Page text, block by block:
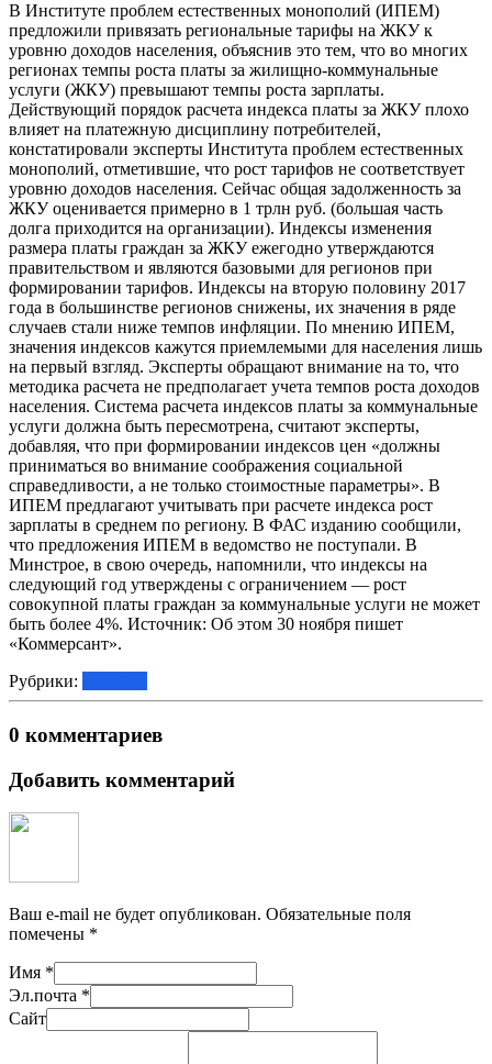
В Институте проблем естественных монополий (ИПЕМ)
предложили привязать региональные тарифы на ЖКУ к
уровню доходов населения, объяснив это тем, что во многих
регионах темпы роста платы за жилищно-коммунальные
услуги (ЖКУ) превышают темпы роста зарплаты.
Действующий порядок расчета индекса платы за ЖКУ плохо
влияет на платежную дисциплину потребителей,
констатировали эксперты Института проблем естественных
монополий, отметившие, что рост тарифов не соответствует
уровню доходов населения. Сейчас общая задолженность за
ЖКУ оценивается примерно в 1 трлн руб. (большая часть
долга приходится на организации). Индексы изменения
размера платы граждан за ЖКУ ежегодно утверждаются
правительством и являются базовыми для регионов при
формировании тарифов. Индексы на вторую половину 2017
года в большинстве регионов снижены, их значения в ряде
случаев стали ниже темпов инфляции. По мнению ИПЕМ,
значения индексов кажутся приемлемыми для населения лишь
на первый взгляд. Эксперты обращают внимание на то, что
методика расчета не предполагает учета темпов роста доходов
населения. Система расчета индексов платы за коммунальные
услуги должна быть пересмотрена, считают эксперты,
добавляя, что при формировании индексов цен «должны
приниматься во внимание соображения социальной
справедливости, а не только стоимостные параметры». В
ИПЕМ предлагают учитывать при расчете индекса рост
зарплаты в среднем по региону. В ФАС изданию сообщили,
что предложения ИПЕМ в ведомство не поступали. В
Минстрое, в свою очередь, напомнили, что индексы на
следующий год утверждены с ограничением — рост
совокупной платы граждан за коммунальные услуги не может
быть более 4%. Источник: Об этом 30 ноября пишет
«Коммерсант».
Рубрики:
0 комментариев
Добавить комментарий
Ваш e-mail не будет опубликован. Обязательные поля
помечены *
Имя *
Эл.почта *
Сайт